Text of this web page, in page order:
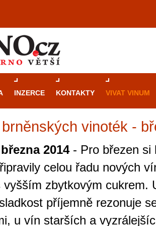
INZERCE KONTAKTY VIVAT VINUM
vinoték -
2014- Pro březen si
celou řadu nových
zbytkovým cukrem.
příjemně rezonuje
u vín starších a
Průvodce
Brně: Od
automaty
Brno je
zajímavé
restaurace,
ale také místem, kde si